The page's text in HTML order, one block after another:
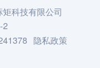
科技有限公司
2
隐私政策